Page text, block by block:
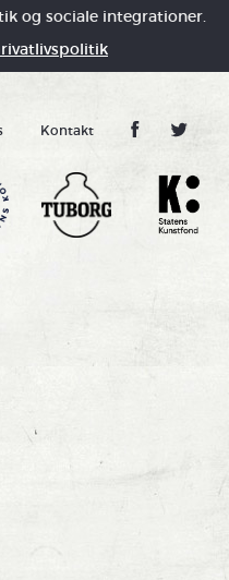
og sociale integrationer.
Kontakt